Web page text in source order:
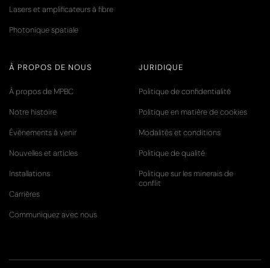
Lasers et amplificateurs à fibre
Photonique spatiale
À PROPOS DE NOUS
À propos de MPBC
Notre histoire
Événements à venir
Nouvelles et articles
Installations
Carrières
Communiquez avec nous
JURIDIQUE
Politique de confidentialité
Politique en matière de cookies
Modalités et conditions
Politique de qualité
Politique sur les minerais de
conflit